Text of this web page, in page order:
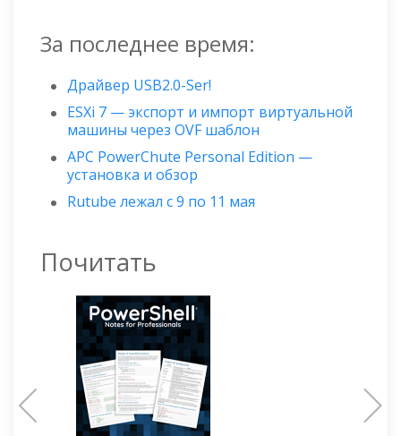
За последнее время:
Драйвер USB2.0-Ser!
ESXi 7 — экспорт и импорт виртуальной
машины через OVF шаблон
APC PowerChute Personal Edition —
установка и обзор
Rutube лежал с 9 по 11 мая
Почитать